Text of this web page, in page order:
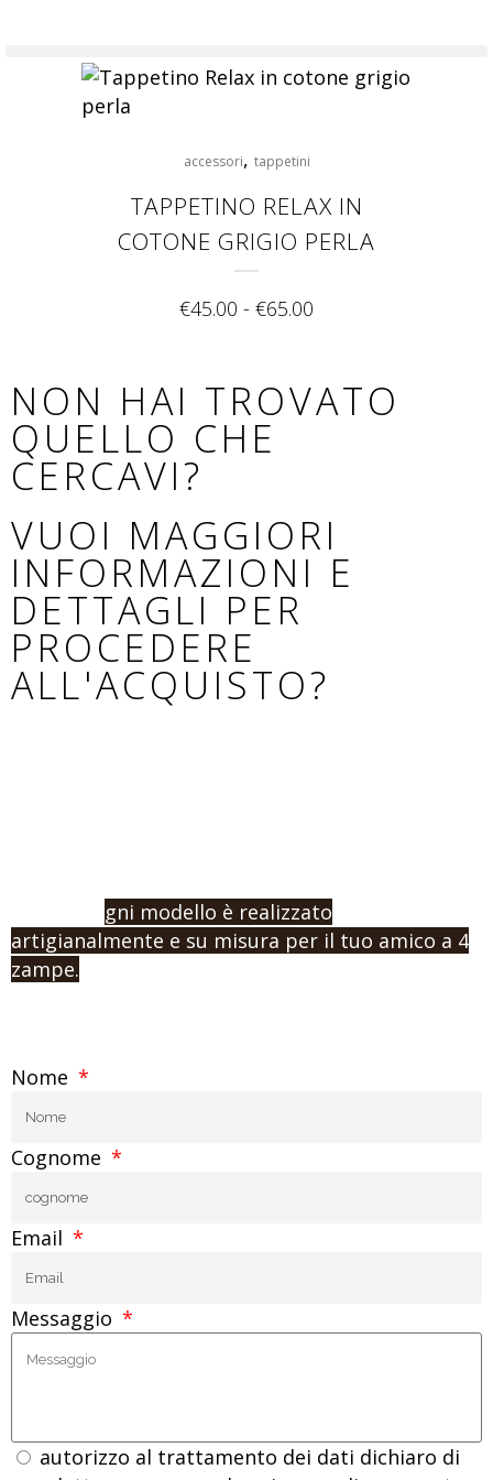
accessori, tappetini
TAPPETINO RELAX IN
COTONE GRIGIO PERLA
€45.00 - €65.00
NON HAI TROVATO
QUELLO CHE
CERCAVI?
VUOI MAGGIORI
INFORMAZIONI E
DETTAGLI PER
PROCEDERE
ALL'ACQUISTO?
gni modello è realizzato
artigianalmente e su misura per il tuo amico a 4
zampe.
Nome
Cognome
Email
Messaggio
autorizzo al trattamento dei dati dichiaro di